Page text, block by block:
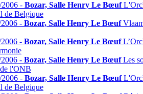
2006 - Bozar, Salle Henry Le Bœuf
de Belgique
- Bozar, Salle Henry Le Bœuf
- Bozar, Salle Henry Le Bœuf
- Bozar, Salle Henry Le BœufLes
l'ONB
2006 - Bozar, Salle Henry Le Bœuf
de Belgique